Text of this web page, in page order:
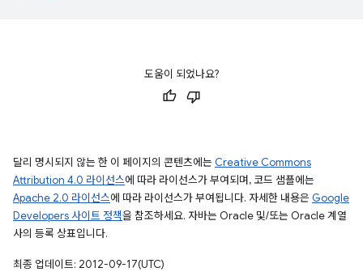
도움이 되었나요?
달리 명시되지 않는 한 이 페이지의 콘텐츠에는 Creative Commons
Attribution 4.0 라이선스에 따라 라이선스가 부여되며, 코드 샘플에는
Apache 2.0 라이선스에 따라 라이선스가 부여됩니다. 자세한 내용은 Google
Developers 사이트 정책을 참조하세요. 자바는 Oracle 및/또는 Oracle 계열
사의 등록 상표입니다.
최종 업데이트: 2012-09-17(UTC)